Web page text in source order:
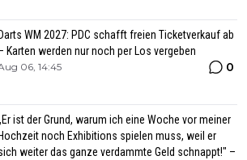
Darts WM 2027: PDC schafft freien Ticketverkauf ab
Karten werden nur noch per Los vergeben
06, 14:45 0
ist der Grund, warum ich eine Woche vor meiner
Hochzeit noch Exhibitions spielen muss, weil er
weiter das ganze verdammte Geld schnappt!" –